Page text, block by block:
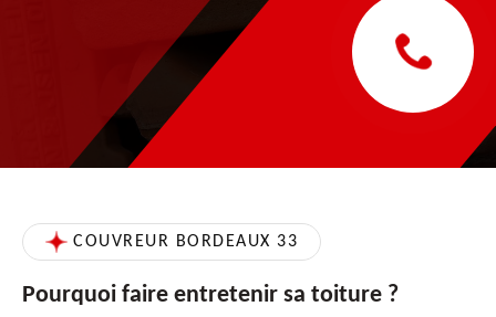
COUVREUR BORDEAUX 33
Pourquoi faire entretenir sa toiture ?